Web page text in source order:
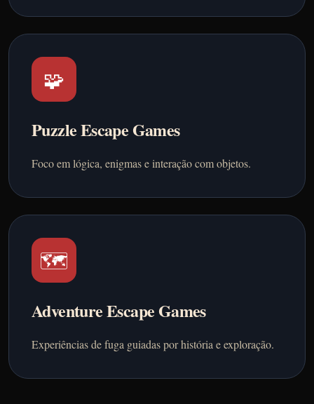
🧩
Puzzle Escape Games
Foco em lógica, enigmas e interação com objetos.
🗺️
Adventure Escape Games
Experiências de fuga guiadas por história e exploração.